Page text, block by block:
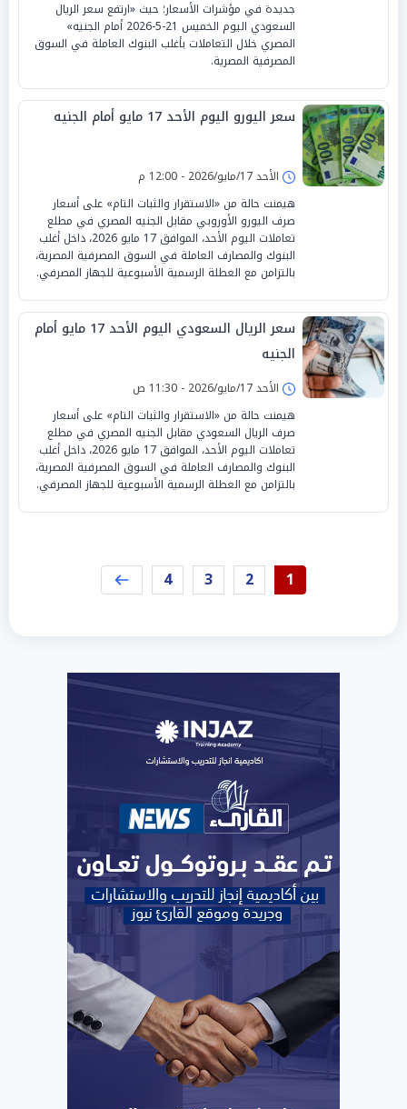
جديدة في مؤشرات الأسعار؛ حيث «ارتفع سعر الريال
السعودي اليوم الخميس 21-5-2026 أمام الجنيه»
المصري خلال التعاملات بأغلب البنوك العاملة في السوق
المصرفية المصرية.
سعر اليورو اليوم الأحد 17 مايو أمام الجنيه
الأحد 17/مايو/2026 - 12:00 م
هيمنت حالة من «الاستقرار والثبات التام» على أسعار
صرف اليورو الأوروبي مقابل الجنيه المصري في مطلع
تعاملات اليوم الأحد، الموافق 17 مايو 2026، داخل أغلب
البنوك والمصارف العاملة في السوق المصرفية المصرية،
بالتزامن مع العطلة الرسمية الأسبوعية للجهاز المصرفي.
سعر الريال السعودي اليوم الأحد 17 مايو أمام
الجنيه
الأحد 17/مايو/2026 - 11:30 ص
هيمنت حالة من «الاستقرار والثبات التام» على أسعار
صرف الريال السعودي مقابل الجنيه المصري في مطلع
تعاملات اليوم الأحد، الموافق 17 مايو 2026، داخل أغلب
البنوك والمصارف العاملة في السوق المصرفية المصرية،
بالتزامن مع العطلة الرسمية الأسبوعية للجهاز المصرفي.
1
2
3
4